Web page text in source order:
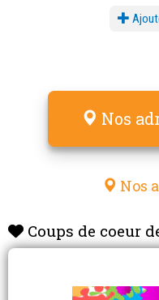
Nos
Nos
Coups de coeur